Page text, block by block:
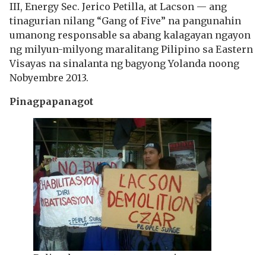
III, Energy Sec. Jerico Petilla, at Lacson — ang
tinagurian nilang “Gang of Five” na pangunahin
umanong responsable sa abang kalagayan ngayon
ng milyun-milyong maralitang Pilipino sa Eastern
Visayas na sinalanta ng bagyong Yolanda noong
Nobyembre 2013.
Pinagpapanagot